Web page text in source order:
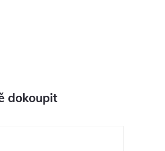
dokoupit